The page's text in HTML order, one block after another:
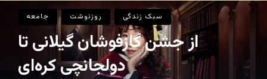
جامعه روزنوشت سبک زندگی
از جشن گازفوشان گیلانی تا
دولجانچی کره‌ای